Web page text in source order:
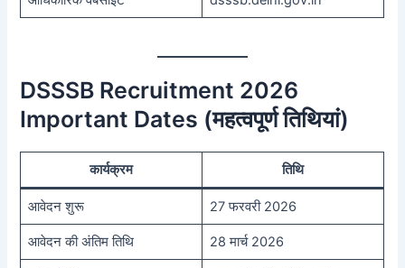
DSSSB Recruitment 2026
Important Dates (महत्वपूर्ण तिथियां)
कार्यक्रम तिथि
आवेदन शुरू 27 फरवरी 2026
आवेदन की अंतिम तिथि 28 मार्च 2026